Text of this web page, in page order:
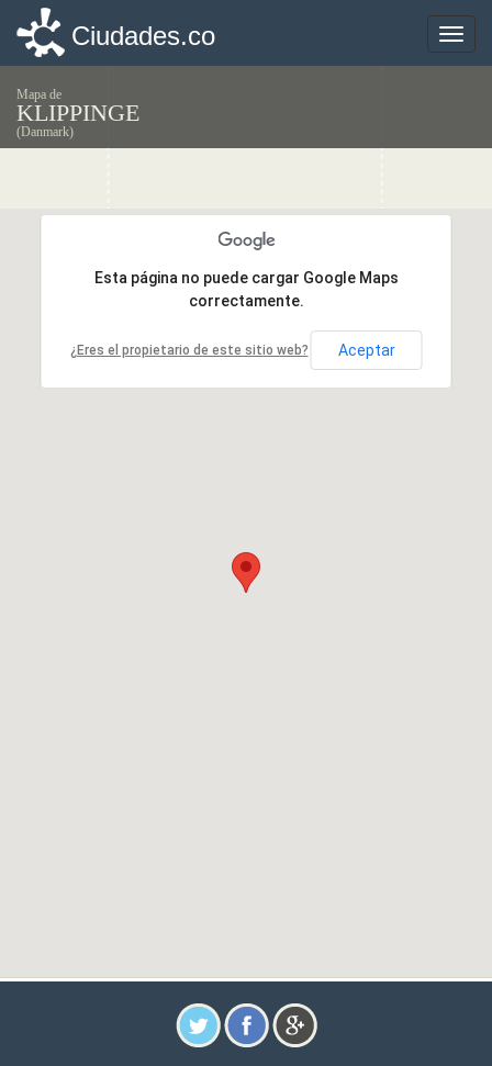
Toggle
Ciudades.co
Mapa de
KLIPPINGE
(Danmark)
Esta página no puede cargar Google Maps
correctamente.
¿Eres el propietario de este sitio web? Aceptar
Esta página no puede cargar Google Maps
correctamente.
¿Eres el propietario de este sitio web? Aceptar
Toggle
Ciudades.co